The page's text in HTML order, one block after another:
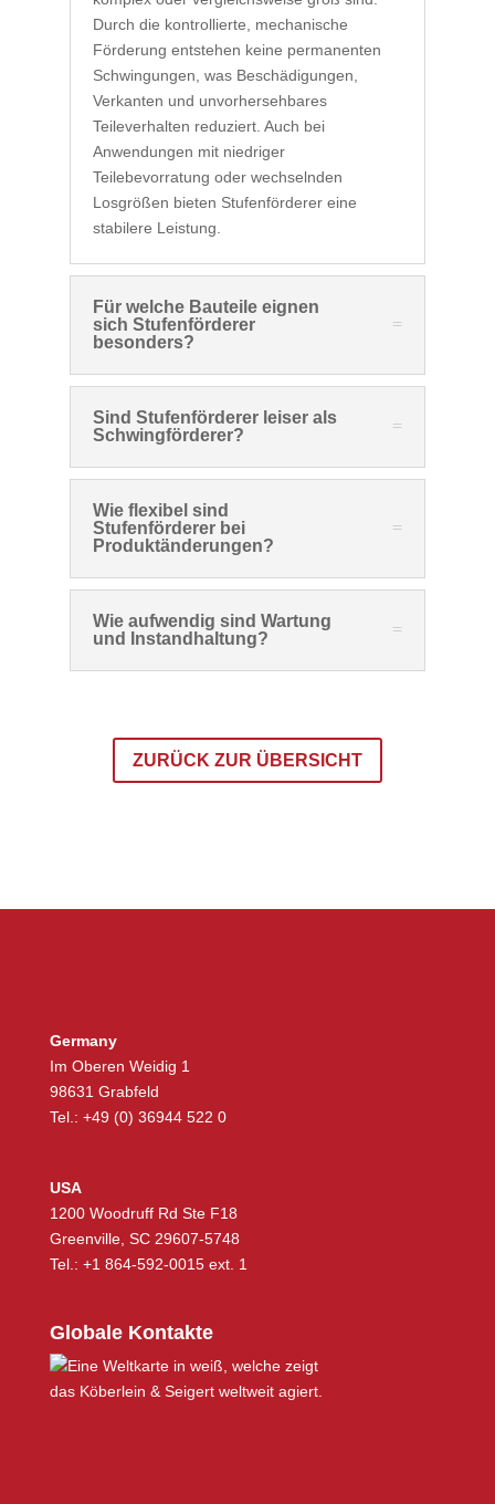
Durch die kontrollierte, mechanische
Förderung entstehen keine permanenten
Schwingungen, was Beschädigungen,
Verkanten und unvorhersehbares
Teileverhalten reduziert. Auch bei
Anwendungen mit niedriger
Teilebevorratung oder wechselnden
Losgrößen bieten Stufenförderer eine
stabilere Leistung.
Für welche Bauteile eignen
sich Stufenförderer
besonders?
Sind Stufenförderer leiser als
Schwingförderer?
Wie flexibel sind
Stufenförderer bei
Produktänderungen?
Wie aufwendig sind Wartung
und Instandhaltung?
ZURÜCK ZUR ÜBERSICHT
Germany
Im Oberen Weidig 1
98631 Grabfeld
Tel.: +49 (0) 36944 522 0
USA
1200 Woodruff Rd Ste F18
Greenville, SC 29607-5748
Tel.: +1 864-592-0015 ext. 1
Globale Kontakte